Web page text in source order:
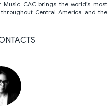
CAC brings the world’s most
Central America and the